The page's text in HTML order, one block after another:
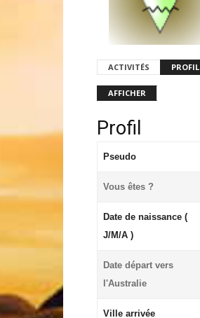
ACTIVITÉS PROFIL
AFFICHER
Profil
Pseudo
Vous êtes ?
Date de naissance (
J/M/A )
Date départ vers
l'Australie
Ville arrivée